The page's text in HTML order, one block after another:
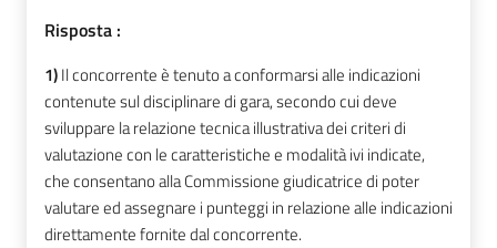
Risposta :
1)Il concorrente è tenuto a conformarsi alle indicazioni
contenute sul disciplinare di gara, secondo cui deve
sviluppare la relazione tecnica illustrativa dei criteri di
valutazione con le caratteristiche e modalità ivi indicate,
che consentano alla Commissione giudicatrice di poter
valutare ed assegnare i punteggi in relazione alle indicazioni
direttamente fornite dal concorrente.